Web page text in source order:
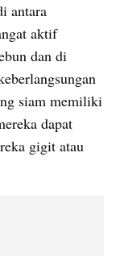
antara
aktif
dan di
siam memiliki
dapat
gigit atau